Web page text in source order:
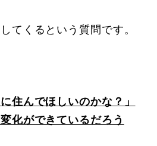
てくるという質問です。
住んでほしいのかな？」
化ができているだろう